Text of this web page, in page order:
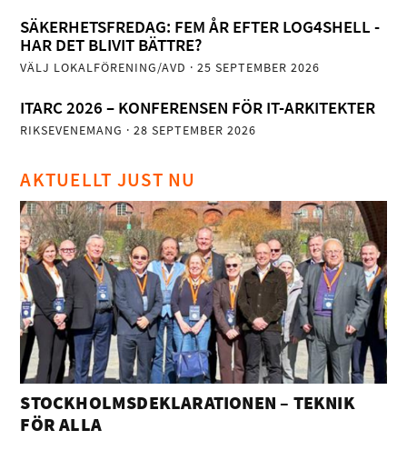
SÄKERHETSFREDAG: FEM ÅR EFTER LOG4SHELL -
HAR DET BLIVIT BÄTTRE?
VÄLJ LOKALFÖRENING/AVD · 25 SEPTEMBER 2026
ITARC 2026 – KONFERENSEN FÖR IT-ARKITEKTER
RIKSEVENEMANG · 28 SEPTEMBER 2026
AKTUELLT JUST NU
STOCKHOLMSDEKLARATIONEN – TEKNIK
FÖR ALLA